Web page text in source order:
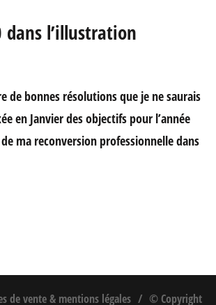
dans l’illustration
de bonnes résolutions que je ne saurais
en Janvier des objectifs pour l’année
ma reconversion professionnelle dans
de vente & mentions légales © Copyright